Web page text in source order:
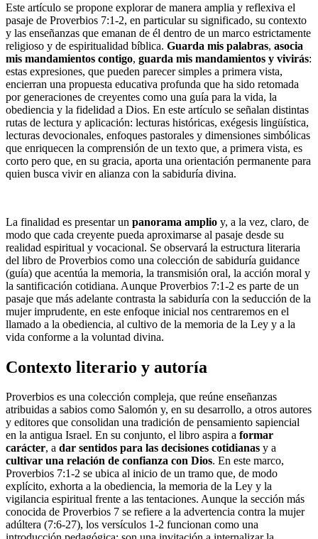
Este artículo se propone explorar de manera amplia y reflexiva el
pasaje de Proverbios 7:1-2, en particular su significado, su contexto
y las enseñanzas que emanan de él dentro de un marco estrictamente
religioso y de espiritualidad bíblica. Guarda mis palabras, asocia
mis mandamientos contigo, guarda mis mandamientos y vivirás:
estas expresiones, que pueden parecer simples a primera vista,
encierran una propuesta educativa profunda que ha sido retomada
por generaciones de creyentes como una guía para la vida, la
obediencia y la fidelidad a Dios. En este artículo se señalan distintas
rutas de lectura y aplicación: lecturas históricas, exégesis lingüística,
lecturas devocionales, enfoques pastorales y dimensiones simbólicas
que enriquecen la comprensión de un texto que, a primera vista, es
corto pero que, en su gracia, aporta una orientación permanente para
quien busca vivir en alianza con la sabiduría divina.
La finalidad es presentar un panorama amplio y, a la vez, claro, de
modo que cada creyente pueda aproximarse al pasaje desde su
realidad espiritual y vocacional. Se observará la estructura literaria
del libro de Proverbios como una colección de sabiduría guidance
(guía) que acentúa la memoria, la transmisión oral, la acción moral y
la santificación cotidiana. Aunque Proverbios 7:1-2 es parte de un
pasaje que más adelante contrasta la sabiduría con la seducción de la
mujer imprudente, en este enfoque inicial nos centraremos en el
llamado a la obediencia, al cultivo de la memoria de la Ley y a la
vida conforme a la voluntad divina.
Contexto literario y autoría
Proverbios es una colección compleja, que reúne enseñanzas
atribuidas a sabios como Salomón y, en su desarrollo, a otros autores
y editores que consolidan una tradición de pensamiento sapiencial
en la antigua Israel. En su conjunto, el libro aspira a formar
carácter, a dar sentidos para las decisiones cotidianas y a
cultivar una relación de confianza con Dios. En este marco,
Proverbios 7:1-2 se ubica al inicio de un tramo que, de modo
explícito, exhorta a la obediencia, la memoria de la Ley y la
vigilancia espiritual frente a las tentaciones. Aunque la sección más
conocida de Proverbios 7 se refiere a la advertencia contra la mujer
adúltera (7:6-27), los versículos 1-2 funcionan como una